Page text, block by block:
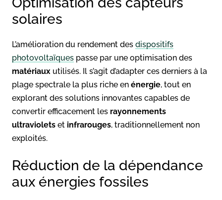
solaires
L’amélioration du rendement des dispositifs
photovoltaïques passe par une optimisation des
matériaux utilisés. Il s’agit d’adapter ces derniers à la
plage spectrale la plus riche en énergie, tout en
explorant des solutions innovantes capables de
convertir efficacement les rayonnements
ultraviolets et infrarouges, traditionnellement non
exploités.
Réduction de la dépendance
aux énergies fossiles